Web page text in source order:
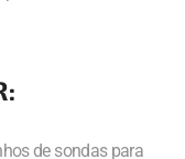
de sondas para